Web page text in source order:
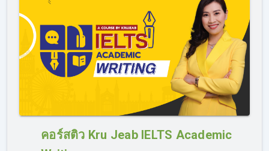
ที่นี่มีคอร์สติว IELTS เร่งรัด สำหรับคนรีบสอบ โดยเนื้อหาใน
คอร์ส จะเน้นการสอนแบบรวบรัด แต่ครบถ้วน การสอนอาจจะ
ไปเร็วหน่อย โดยจะเน้นเทคนิคขั้นสูง เป็นการติวสอบ IELTS
คอร์สติว Kru Jeab IELTS Academic